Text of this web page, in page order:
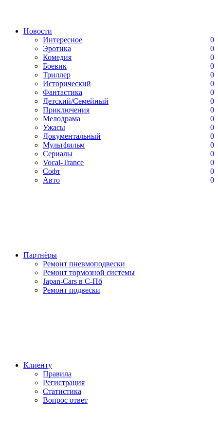
Новости
Интересное
0
Эротика
0
Комедия
0
Боевик
0
Триллер
0
Исторический
0
Фантастика
0
Детский/Семейный
0
Приключения
0
Мелодрама
0
Ужасы
0
Документальный
0
Мультфильм
0
Сериалы
0
Vocal-Trance
0
Софт
0
Авто
0
Партнёры
Ремонт пневмоподвески
Ремонт тормозной системы
Japan-Cars в С-Пб
Ремонт подвески
Клиенту
Правила
Регистрация
Статистика
Вопрос ответ